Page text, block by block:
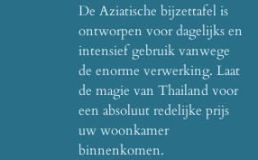
De Aziatische bijzettafel is
ontworpen voor dagelijks en
intensief gebruik vanwege
de enorme verwerking. Laat
de magie van Thailand voor
een absoluut redelijke prijs
uw woonkamer
binnenkomen.